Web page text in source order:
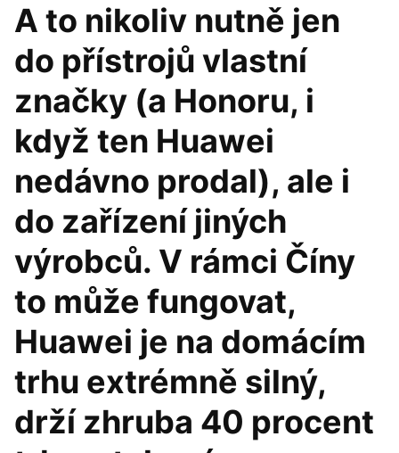
A to nikoliv nutně jen
do přístrojů vlastní
značky (a Honoru, i
když ten Huawei
nedávno prodal), ale i
do zařízení jiných
výrobců. V rámci Číny
to může fungovat,
Huawei je na domácím
trhu extrémně silný,
drží zhruba 40 procent